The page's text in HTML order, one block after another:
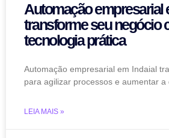
Automação empresarial
transforme seu negócio
tecnologia prática
Automação empresarial em Indaial
para agilizar processos e aumentar a
LEIA MAIS »